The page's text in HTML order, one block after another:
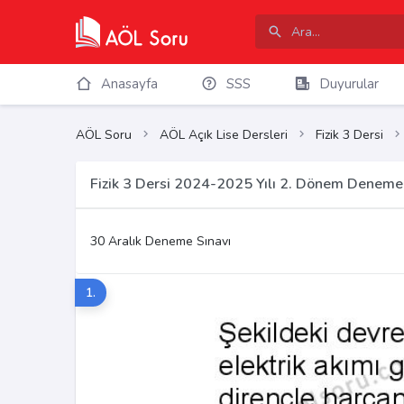
Anasayfa SSS Duyurular
AÖL Soru AÖL Açık Lise Dersleri Fizik 3 Dersi
Fizik 3 Dersi 2024-2025 Yılı 2. Dönem Deneme
30 Aralık Deneme Sınavı
1.